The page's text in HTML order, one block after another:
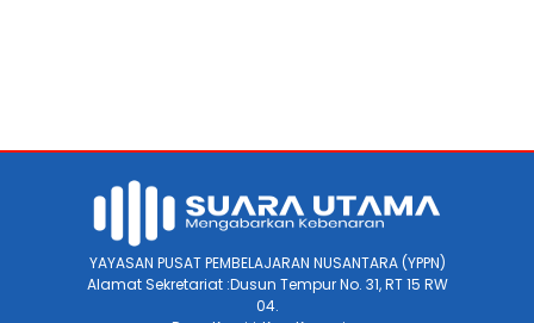
YAYASAN PUSAT PEMBELAJARAN NUSANTARA (YPPN)
Alamat Sekretariat :Dusun Tempur No. 31, RT 15 RW
04.